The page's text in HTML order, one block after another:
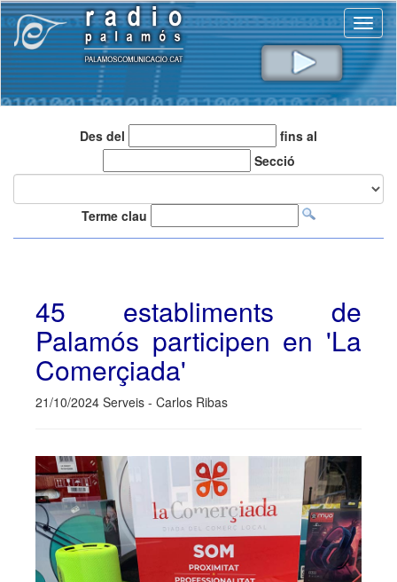
Des del
fins al
Secció
Terme clau
45 establiments de
Palamós participen en 'La
Comerçiada'
21/10/2024 Serveis - Carlos Ribas